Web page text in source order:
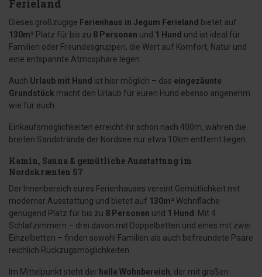
Ferieland
Dieses großzügige Ferienhaus in Jegum Ferieland bietet auf
130m² Platz für bis zu 8 Personen und 1 Hund und ist ideal für
Familien oder Freundesgruppen, die Wert auf Komfort, Natur und
eine entspannte Atmosphäre legen.
Auch Urlaub mit Hund ist hier möglich – das eingezäunte
Grundstück macht den Urlaub für euren Hund ebenso angenehm
wie für euch.
Einkaufsmöglichkeiten erreicht ihr schon nach 400m, währen die
breiten Sandstrände der Nordsee nur etwa 10km entfernt liegen.
Kamin, Sauna & gemütliche Ausstattung im
Nordskrænten 57
Der Innenbereich eures Ferienhauses vereint Gemütlichkeit mit
moderner Ausstattung und bietet auf 130m² Wohnfläche
genügend Platz für bis zu 8 Personen und 1 Hund
. Mit 4
Schlafzimmern – drei davon mit Doppelbetten und eines mit zwei
Einzelbetten – finden sowohl Familien als auch befreundete Paare
reichlich Rückzugsmöglichkeiten.
Im Mittelpunkt steht der helle Wohnbereich, der mit großen